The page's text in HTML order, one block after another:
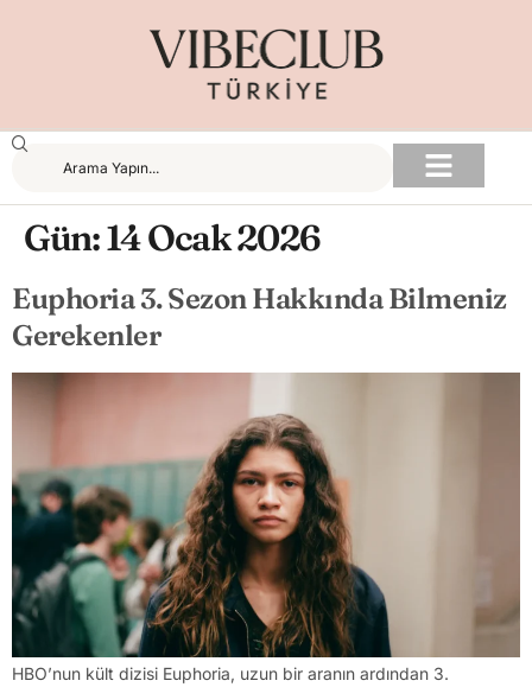
Gün:14 Ocak 2026
Euphoria 3. Sezon Hakkında Bilmeniz
Gerekenler
HBO’nun kült dizisi Euphoria, uzun bir aranın ardından 3.